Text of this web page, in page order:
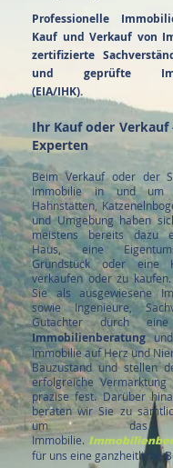
​Professionelle
Kauf und Verkauf von
zertifizierte
und geprüfte
(EIA/IHK).
Ihr Kauf oder
Experten
Beim Verkauf oder der
Immobilie in und um
Hahnstätten,
und Umgebung haben
meistens bereits dazu
Haus, eine
Grundstück oder eine
verkaufen oder zu
Sie als ausgewiesene
sowie Ingenieure,
Gutachter durch
Immobilienberatungund
Immobilie auf Herz und
Bauzustand und stellen
erfolgreiche Vermarktung
präzise fest. Darüber
beraten wir Sie zu
um das
Immobilie.
für uns eine ganzheitliche